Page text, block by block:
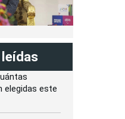
elegidas este